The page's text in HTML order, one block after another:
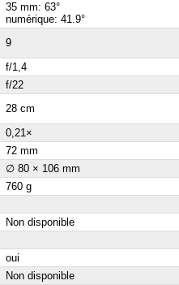
35 mm: 63°
numérique: 41.9°
9
f/1,4
f/22
28 cm
0,21×
72 mm
∅ 80 × 106 mm
760 g
Non disponible
oui
Non disponible